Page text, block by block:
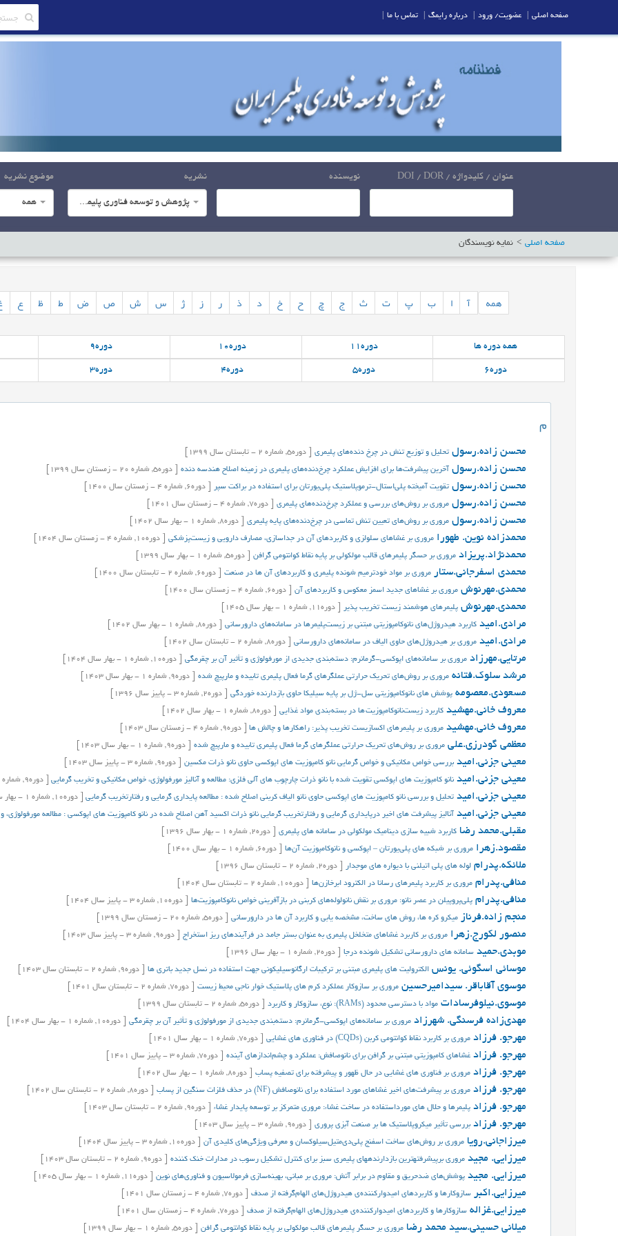
عنوان / کلیدواژه / DOI / DOR نویسنده نشریه
پژوهش و توسعه فناوری پلیمر ایران
موضوع نشریه
همه
صفحه اصلی نمایه نویسندگان
همه آ ا ب پ ت ث ج چ ح خ د ذ ر ز ژ س ش ص ض ط ظ ع
همه دوره ها دوره11 دوره10 دوره9
دوره6 دوره5 دوره4 دوره3
م
محسن زاده.رسول تحلیل و توزیع تنش در چرخ دنده‌های پلیمری دوره5, شماره - تابستان سال
محسن زاده.رسول آخرین پیشرفت‌ها برای افزایش عملکرد چرخ‌دنده‌های پلیمری در زمینه اصلاح هندسه دنده دوره5, شماره - زمستان سال
محسن زاده.رسول تقويت آميخته پلي‌استال-ترموپلاستيک پلي‌يورتان براي استفاده در براکت سپر دوره6, شماره - زمستان سال
محسن زاده.رسول مروری بر روش‌های بررسی و عملکرد چرخ‌دنده‌های پلیمری دوره7, شماره - زمستان سال
محسن زاده.رسول مروری بر روش‌های تعیین تنش تماسی در چرخ‌دنده‌های پایه پلیمری دوره8, شماره - بهار سال
محمدزاده نوین. طهورا مروری بر غشاهای سلولزی و کاربردهای آن در جداسازی، مصارف دارویی و زیست‌پزشکی دوره10, شماره - زمستان سال
محمدنژاد.پریزاد مروری بر حسگر پلیمرهای قالب مولکولی بر پایه نقاط کوانتومی گرافن دوره5, شماره - بهار سال
محمدی اسفرجانی.ستار مروری بر مواد خودترمیم شونده پلیمری و كاربردهاي آن ها در صنعت دوره6, شماره - تابستان سال
محمدی.مهرنوش مروری بر غشاهای جدید اسمز معکوس و کاربردهای آن دوره6, شماره - زمستان سال
محمدی.مهرنوش پلیمرهای هوشمند زیست تخریب پذیر دوره11, شماره - بهار سال
مرادی.امید کاربرد هيدروژل‌های نانوکامپوزیتی مبتنی بر‌ زیست‌پلیمرها در سامانه‌های دارورسانی دوره8, شماره - بهار سال
مرادی.امید مروری بر هیدروژل‌های حاوی الیاف در سامانه‌های دارورسانی دوره8, شماره - تابستان سال
مرتایی.مهرزاد مروری بر سامانه‌های اپوکسی-گرمانرم: دسته‌بندی جدیدی از مورفولوژی و تأثیر آن بر چقرمگی دوره10, شماره - بهار سال
مرشد سلوک.فتانه مروري بر روش‌هاي تحريک حرارتي عملگرهاي گرما فعال پليمري تابيده و مارپيچ شده دوره9, شماره - بهار سال
مسعودی.معصومه پوشش های نانوکامپوزیتی سل-ژل بر پایه سیلیکا حاوی بازدارنده خوردگی دوره2, شماره - پاییز سال
معروف خانی.مهشید کاربرد زیست‌نانوکامپوزیت ها در بسته بندی مواد غذایی دوره8, شماره - بهار سال
معروف خانی.مهشید مروری بر پلیمرهای اکسازیست تخریب پذیر: راهکارها و چالش ها دوره9, شماره - زمستان سال
معظمی گودرزی.علی مروري بر روش‌هاي تحريک حرارتي عملگرهاي گرما فعال پليمري تابيده و مارپيچ شده دوره9, شماره - بهار سال
معینی جزنی.امید بررسی خواص مکانیکی و خواص گرمایی نانو کامپوزیت های اپوکسی حاوی نانو ذرات مکسین دوره9, شماره - پاییز سال
معینی جزنی.امید نانو کامپوزیت های اپوکسی تقویت شده با نانو ذرات چارچوب های آلی فلزی: مطالعه و آنالیز مورفولوژی، خواص مکانیکی و تخریب گرمایی دوره9, شماره
معینی جزنی.امید تحلیل و بررسی نانو کامپوزیت های اپوکسی حاوی نانو الیاف کربنی اصلاح شده : مطالعه پایداری گرمایی و رفتارتخریب گرمایی دوره10, شماره - بهار
معینی جزنی.امید آنالیز پیشرفت های اخیر درپایداری گرمایی و رفتارتخریب گرمایی نانو ذرات اکسید آهن اصلاح شده در نانو کامپوزیت های اپوکسی : مطالعه مورفولوژی،
مقبلی.محمد رضا کاربرد شبیه سازی دینامیک مولکولی در سامانه های پلیمری دوره2, شماره - بهار سال
مقصود.زهرا مروری بر شبکه های پلی‌یورتان – اپوکسی و نانوکامپوزیت آن‌ها دوره6, شماره - بهار سال
ملائکه.پدرام لوله های پلی اتیلنی با دیواره های موجدار دوره2, شماره - تابستان سال
منافی.پدرام مروری بر کاربرد پلیمرهای رسانا در الکترود ابرخازن‌ها دوره10, شماره - تابستان سال
منافی.پدرام پلی‌پروپیلن در عصر نانو: مروری بر نقش نانولوله‌های کربنی در بازآفرینی خواص نانوکامپوزیت‌ها دوره10, شماره - پاییز سال
منجم زاده.فرناز میکرو کره ها، روش های ساخت، مشخصه يابی و کاربرد آن ها در دارورسانی دوره5, شماره - زمستان سال
منصور لکورج.زهرا مروری بر کاربرد غشاهای متخلخل پلیمری به عنوان بستر جامد در فرآیندهای ریز استخراج دوره9, شماره - پاییز سال
موبدی.حمید سامانه های دارورسانی تشکیل شونده درجا دوره2, شماره - بهار سال
موسائی اسگوئی. یونس الکترولیت های پلیمری مبتنی بر ترکیبات ارگانوسیلیکونی جهت استفاده در نسل جدید باتری ها دوره9, شماره - تابستان سال
موسوی آقاباقر. سیدامیرحسین مروری بر سازوکار عملکرد کرم های پلاستيک خوار ناجی محيط زیست دوره7, شماره - تابستان سال
موسوی.نیلوفرسادات مواد با دسترسی محدود (RAMs): نوع، سازوکار و کاربرد دوره5, شماره - تابستان سال
مهدی‌زاده فرسنگی. شهرزاد مروری بر سامانه‌های اپوکسی-گرمانرم: دسته‌بندی جدیدی از مورفولوژی و تأثیر آن بر چقرمگی دوره10, شماره - بهار سال
مهرجو. فرزاد مروری بر کاربرد نقاط کوانتومی کربن (CQDs) در فناوری های غشایی دوره7, شماره - بهار سال
مهرجو. فرزاد غشاهای کامپوزیتی مبتنی بر گرافن برای نانوصافش: عملکرد و چشم‌اندازهای آینده دوره7, شماره - پاییز سال
مهرجو. فرزاد مروری بر فناوری های غشایی در حال ظهور و پیشرفته برای تصفیه پساب دوره8, شماره - بهار سال
مهرجو. فرزاد مروری بر پیشرفت‌های اخیر غشاهای مورد استفاده برای نانوصافش (NF) در حذف فلزات سنگین از پساب دوره8, شماره - تابستان سال
مهرجو. فرزاد پلیمرها و حلال های مورداستفاده در ساخت غشاء: مروری متمرکز بر توسعه پایدار غشاء دوره9, شماره - تابستان سال
مهرجو. فرزاد بررسی تأثیر میکروپلاستیک ها بر صنعت آبزی پروری دوره9, شماره - پاییز سال
میرزاجانی.رویا مروری بر روش‌های ساخت اسفنج پلی‌دی‌متیل‌سیلوکسان و معرفی ویژگی‌های کلیدی آن دوره10, شماره - پاییز سال
میرزایی. مجید مروری برپیشرفته‏ترین بازدارنده‏های پلیمری سبز برای کنترل تشکیل رسوب در مدارات خنک کننده دوره9, شماره - تابستان سال
میرزایی. مجید پوشش‌های ضدحریق و مقاوم در برابر آتش: مروری بر مبانی، بهینه‌سازی فرمولاسیون و فناوری‌های نوین دوره11, شماره - بهار سال
میرزایی.اکبر سازوکارها و کاربردهای امیدوارکننده‌ی هیدروژل‌های الهام‌گرفته از صدف دوره7, شماره - زمستان سال
میرزایی.غزاله سازوکارها و کاربردهای امیدوارکننده‌ی هیدروژل‌های الهام‌گرفته از صدف دوره7, شماره - زمستان سال
میلانی حسینی.سید محمد رضا مروری بر حسگر پلیمرهای قالب مولکولی بر پایه نقاط کوانتومی گرافن دوره5, شماره - بهار سال
صفحه اصلی عضویت/ ورود درباره رایمگ تماس با ما